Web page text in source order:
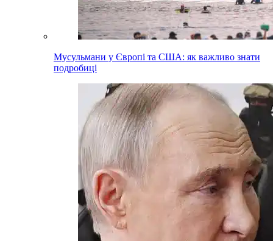
Мусульмани у Європі та США: як важливо знати
подробиці